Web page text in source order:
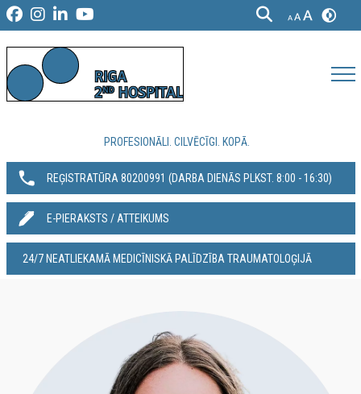
PROFESIONĀLI. CILVĒCĪGI. KOPĀ.
REĢISTRATŪRA 80200991‬ (DARBA DIENĀS PLKST. 8:00 - 16:30)
E-PIERAKSTS / ATTEIKUMS
24/7 NEATLIEKAMĀ MEDICĪNISKĀ PALĪDZĪBA TRAUMATOLOĢIJĀ